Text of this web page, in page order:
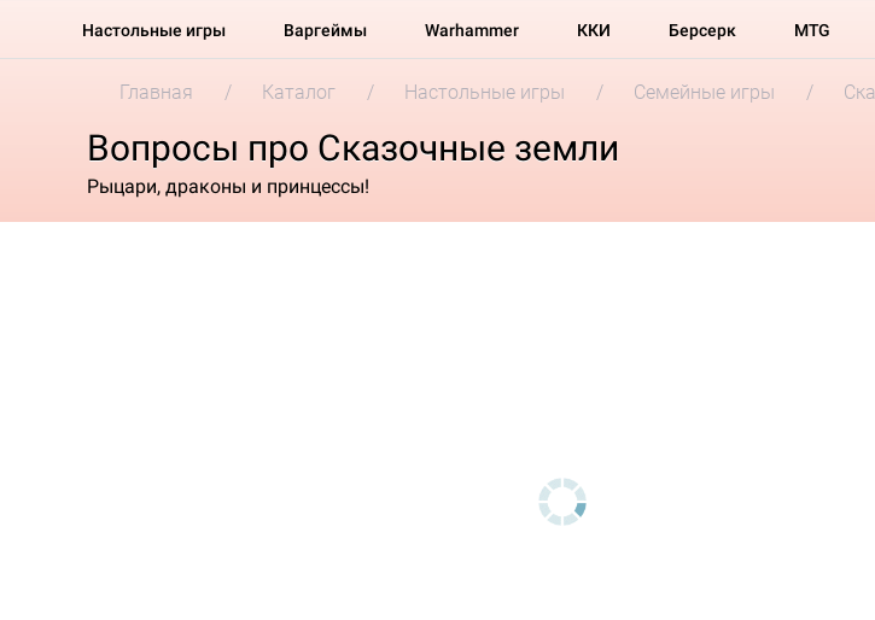
Настольные игры Варгеймы Warhammer ККИ Берсерк MTG
Главная Каталог Настольные игры Семейные игры
Вопросы про Сказочные земли
Рыцари, драконы и принцессы!